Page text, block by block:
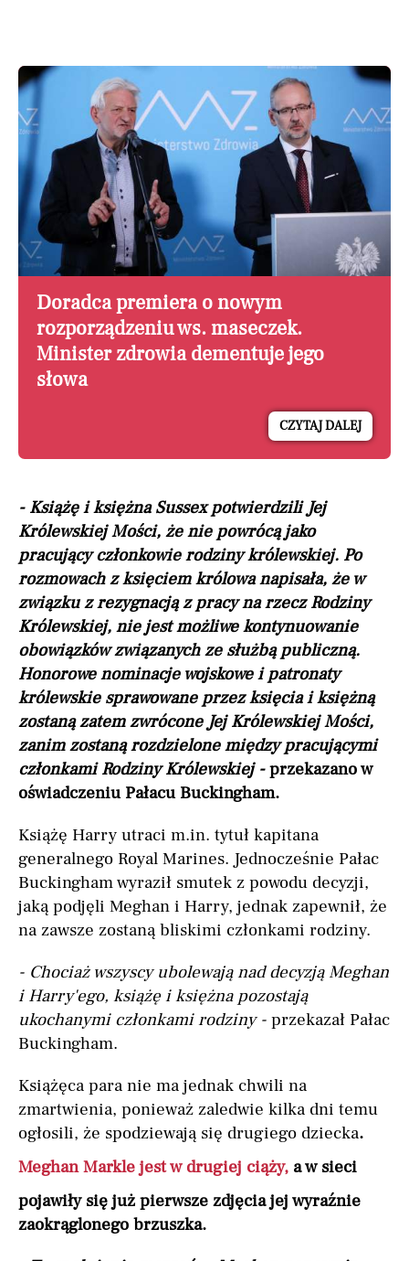
Doradca premiera o nowym
rozporządzeniu ws. maseczek.
Minister zdrowia dementuje jego
słowa
CZYTAJ DALEJ
- Książę i księżna Sussex potwierdzili Jej
Królewskiej Mości, że nie powrócą jako
pracujący członkowie rodziny królewskiej. Po
rozmowach z księciem królowa napisała, że w
związku z rezygnacją z pracy na rzecz Rodziny
Królewskiej, nie jest możliwe kontynuowanie
obowiązków związanych ze służbą publiczną.
Honorowe nominacje wojskowe i patronaty
królewskie sprawowane przez księcia i księżną
zostaną zatem zwrócone Jej Królewskiej Mości,
zanim zostaną rozdzielone między pracującymi
członkami Rodziny Królewskiej -przekazano w
oświadczeniu Pałacu Buckingham.
Książę Harry utraci m.in. tytuł kapitana
generalnego Royal Marines. Jednocześnie Pałac
Buckingham wyraził smutek z powodu decyzji,
jaką podjęli Meghan i Harry, jednak zapewnił, że
na zawsze zostaną bliskimi członkami rodziny.
- Chociaż wszyscy ubolewają nad decyzją Meghan
i Harry'ego, książę i księżna pozostają
ukochanymi członkami rodziny - przekazał Pałac
Buckingham.
Książęca para nie ma jednak chwili na
zmartwienia, ponieważ zaledwie kilka dni temu
ogłosili, że spodziewają się drugiego dziecka.
Meghan Markle jest w drugiej ciąży, a w sieci
pojawiły się już pierwsze zdjęcia jej wyraźnie
zaokrąglonego brzuszka.